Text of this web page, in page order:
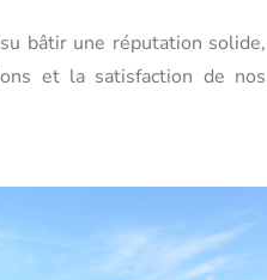
bâtir une réputation solide,
et la satisfaction de nos